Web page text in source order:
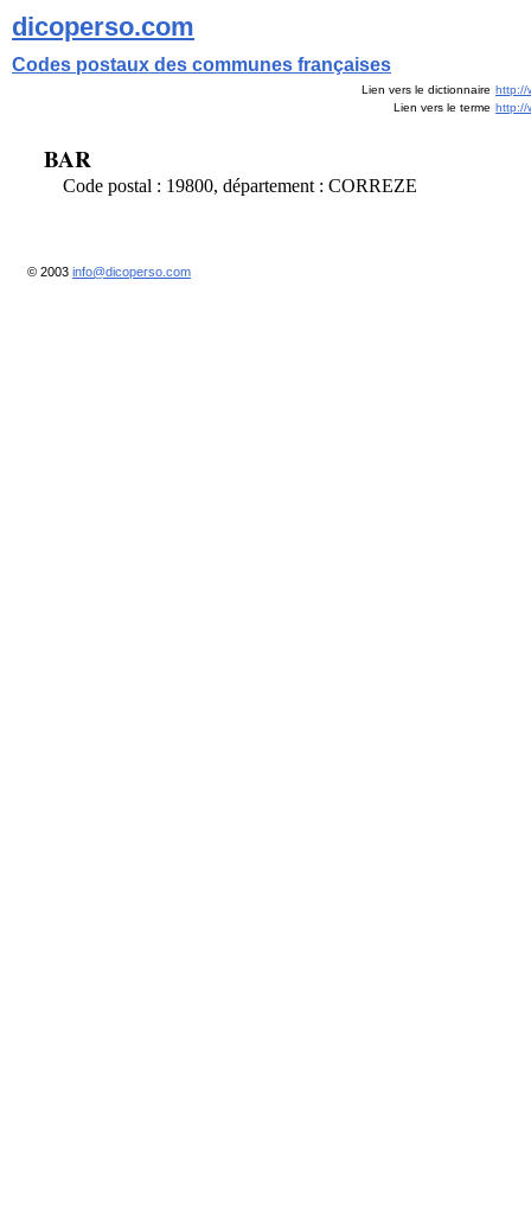
dicoperso.com
Codes postaux des communes françaises
Lien vers le dictionnaire http://
Lien vers le terme http://
BAR
Code postal : 19800, département : CORREZE
© 2003 info@dicoperso.com